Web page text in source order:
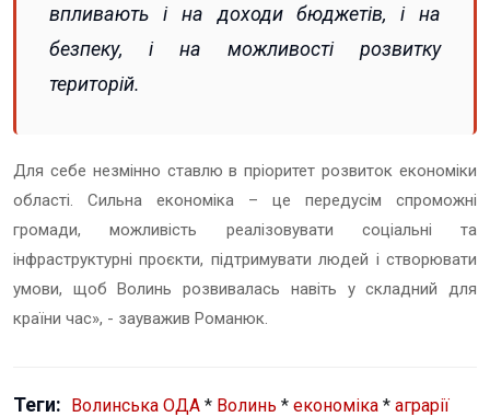
впливають і на доходи бюджетів, і на
безпеку, і на можливості розвитку
територій.
Для себе незмінно ставлю в пріоритет розвиток економіки
області. Сильна економіка – це передусім спроможні
громади, можливість реалізовувати соціальні та
інфраструктурні проєкти, підтримувати людей і створювати
умови, щоб Волинь розвивалась навіть у складний для
країни час», - зауважив Романюк.
Теги: Волинська ОДА * Волинь * економіка * аграрії